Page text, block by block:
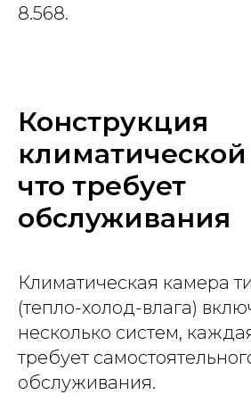
8.568.
Конструкция
что требует
обслуживания
Климатическая камера
(тепло-холод-влага)
несколько систем,
требует
обслуживания.